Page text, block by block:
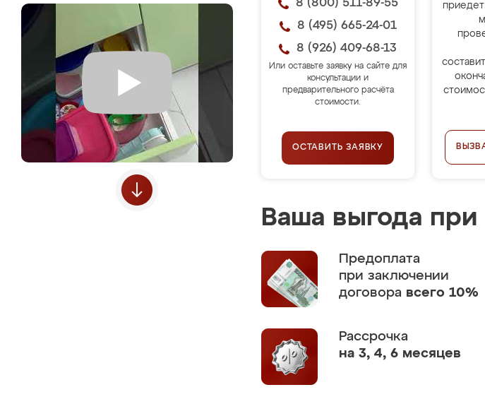
8 (800) 511-89-55
8 (495) 665-24-01
8 (926) 409-68-13
Или оставьте заявку на сайте для
консультации и
предварительного расчёта
стоимости.
ОСТАВИТЬ ЗАЯВКУ
Ваша выгода при
Предоплата
при заключении
договора всего 10%
Рассрочка
на 3, 4, 6 месяцев